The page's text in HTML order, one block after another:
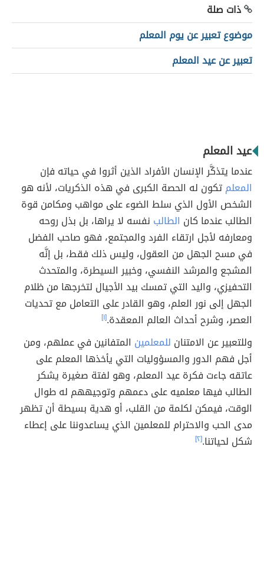
ذات صلة
موضوع تعبير عن يوم المعلم
تعبير عن عيد المعلم
عيد المعلم
عندما يتذكَّر الإنسان الأفراد الذين أثروا في حياته فإن
المعلمتكون له الحصة الكبرى في هذه الذكريات، لأنه هو
الشخص الأول الذي سلط الضوء على مواهب ومكامن قوة
الطالب عندما كان الطالب نفسه لا يراها، بل بذل روحه
ومعارفه لأجل ارتقاء الفرد والمجتمع، فهو صاحب الفضل
في مسح الجهل من العقول، وليس ذلك فقط، بل إنَّه
المشجع والمرشد النفسي، وخبير السيطرة، والمتحدث
التحفيزي، واليد التي تمسك بيد الأجيال لتخرجها من ظلام
الجهل إلى نور العلم، وهو القادر على التعامل مع تحديات
العصر، وشرح أحداث العالم المعقدة.[١]
وللتعبير عن الامتنان للمعلمين المتفانين في عملهم، ومن
أجل فهم الدور والمسؤوليات التي يأخذها المعلم على
عاتقه جاءت فكرة عيد المعلم، وهو لفتة صغيرة يشكر
الطالب فيها معلميه على دعمهم وتوجيههم له طوال
الوقت، فيمكن لكلمة من القلب، أو هدية بسيطة أن تظهر
مدى الحب والاحترام للمعلمين الذي يساعدوننا على إعطاء
شكل لحياتنا.[٢]